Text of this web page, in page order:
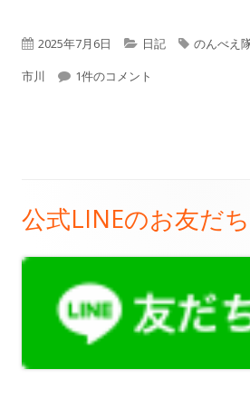
公
開
2025年7月6日
カ
テ
日記
タ
のんべえ
市川
【PPK日記】#1114「PPKWFC✕
1件のコメント
メ
イ
イ
公式LINEのお友だ